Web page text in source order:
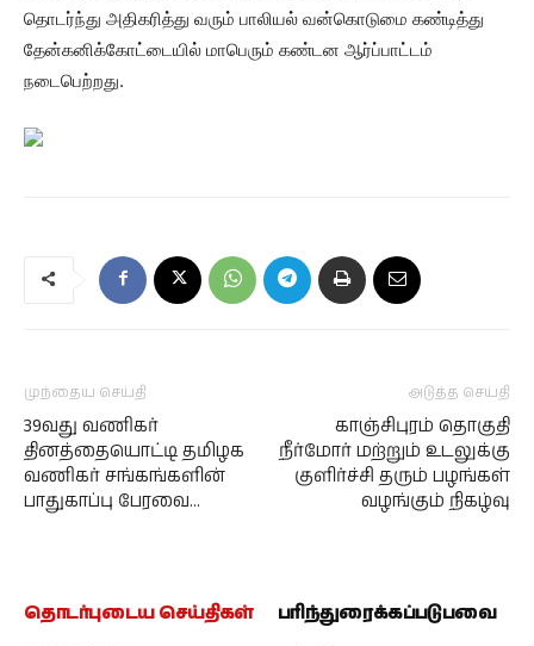
தொடர்ந்து அதிகரித்து வரும் பாலியல் வன்கொடுமை கண்டித்து
தேன்கனிக்கோட்டையில் மாபெரும் கண்டன ஆர்ப்பாட்டம்
நடைபெற்றது.
முந்தைய செய்தி
39வது வணிகர்
தினத்தையொட்டி தமிழக
வணிகர் சங்கங்களின்
பாதுகாப்பு பேரவை…
அடுத்த செய்தி
காஞ்சிபுரம் தொகுதி
நீர்மோர் மற்றும் உடலுக்கு
குளிர்ச்சி தரும் பழங்கள்
வழங்கும் நிகழ்வு
தொடர்புடைய செய்திகள் பரிந்துரைக்கப்படுபவை